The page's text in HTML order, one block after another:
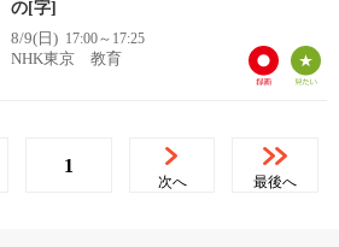
の[字]
8/9(日) 17:00～17:25
NHK東京 教育
1
次へ 最後へ